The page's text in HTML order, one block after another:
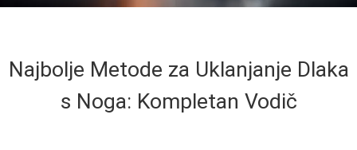
Najbolje Metode za Uklanjanje Dlaka
s Noga: Kompletan Vodič